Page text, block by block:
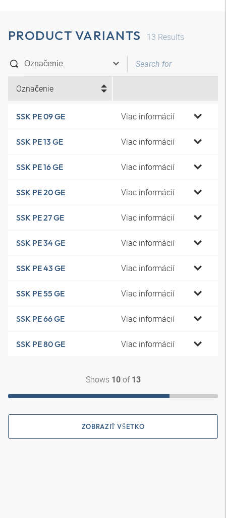
PRODUCT VARIANTS 13 Results
Označenie
SSK PE 09 GE Viac informácií
SSK PE 13 GE Viac informácií
SSK PE 16 GE Viac informácií
SSK PE 20 GE Viac informácií
SSK PE 27 GE Viac informácií
SSK PE 34 GE Viac informácií
SSK PE 43 GE Viac informácií
SSK PE 55 GE Viac informácií
SSK PE 66 GE Viac informácií
SSK PE 80 GE Viac informácií
Shows 10of 13
ZOBRAZIŤ VŠETKO